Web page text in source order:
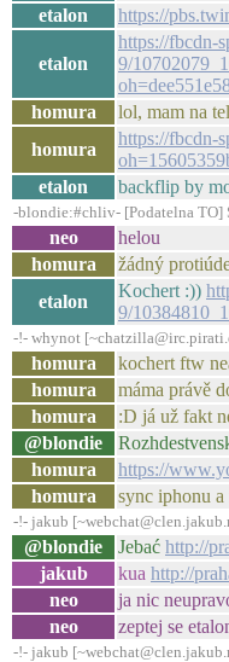
etalon
https://
etalon
https://fbcdn-
9/
homura
lol, mam na
homura
https://fbcdn-
etalon
backflip by
-blondie:#chliv- [Podatelna TO]
neo
helou
homura
žádný
etalon
Kochert :))
9/
-!- whynot
homura
kochert ftw
homura
máma právě
homura
:D já už fakt
@blondie
homura
https://
homura
sync iphonu
-!- jakub
@blondie Jebać http://
jakub
kua http://
neo
ja nic
neo
zeptej se
-!- jakub